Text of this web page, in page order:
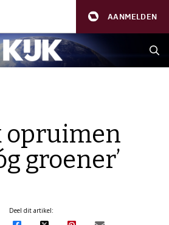
AANMELDEN
opruimen
groener’
Deel dit artikel: